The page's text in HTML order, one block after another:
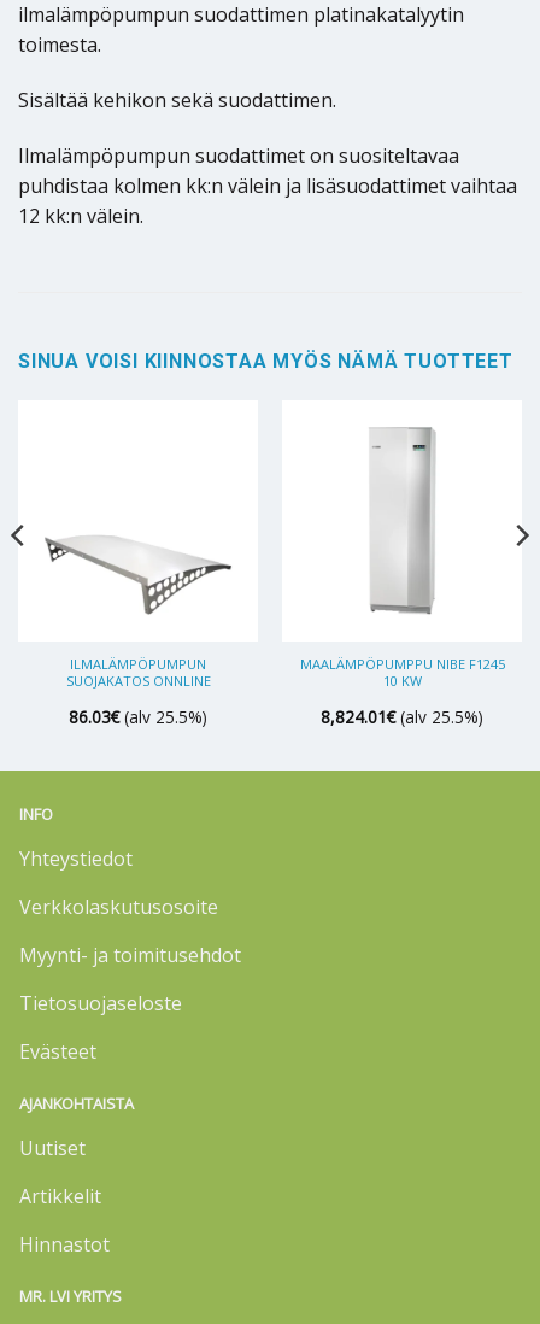
ilmalämpöpumpun suodattimen platinakatalyytin
toimesta.
Sisältää kehikon sekä suodattimen.
Ilmalämpöpumpun suodattimet on suositeltavaa
puhdistaa kolmen kk:n välein ja lisäsuodattimet vaihtaa
12 kk:n välein.
SINUA VOISI KIINNOSTAA MYÖS NÄMÄ TUOTTEET
ILMALÄMPÖPUMPUN
SUOJAKATOS ONNLINE
86.03€ (alv 25.5%)
MAALÄMPÖPUMPPU NIBE F1245
10 KW
8,824.01€ (alv 25.5%)
INFO
Yhteystiedot
Verkkolaskutusosoite
Myynti- ja toimitusehdot
Tietosuojaseloste
Evästeet
AJANKOHTAISTA
Uutiset
Artikkelit
Hinnastot
MR. LVI YRITYS